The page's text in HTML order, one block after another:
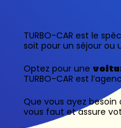
TURBO-CAR est le
soit pour un séjour ou
Optez pour une
TURBO-CAR est l’
Que vous ayez besoin
vous faut et assure